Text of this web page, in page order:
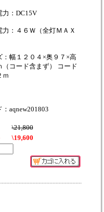
力：DC15V
力：４６Ｗ（全灯ＭＡＸ
：幅１２０４×奥９７×高
（コード含まず） コード
ｍ
aqnew201803
\21,800
\19,600